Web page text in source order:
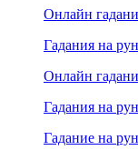
Онлайн
Гадания на
Онлайн
Гадания на
Гадание на